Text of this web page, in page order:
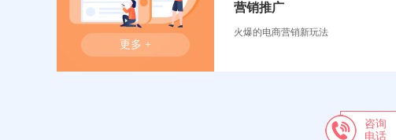
更多 +
营销推广
火爆的电商营销新玩法
咨询
电话